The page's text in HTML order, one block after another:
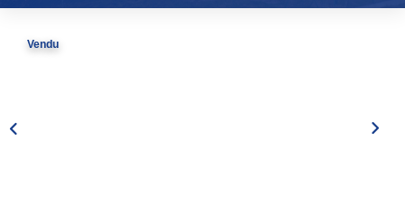
Vendu